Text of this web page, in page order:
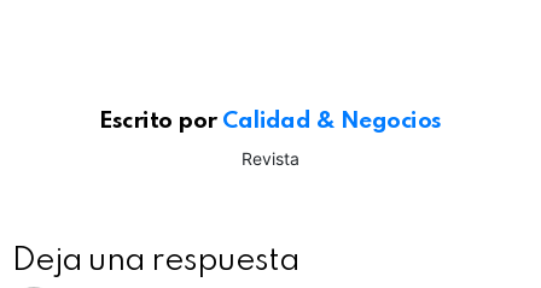
Escrito por Calidad & Negocios
Revista
Deja una respuesta